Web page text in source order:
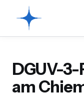
DGUV-
am